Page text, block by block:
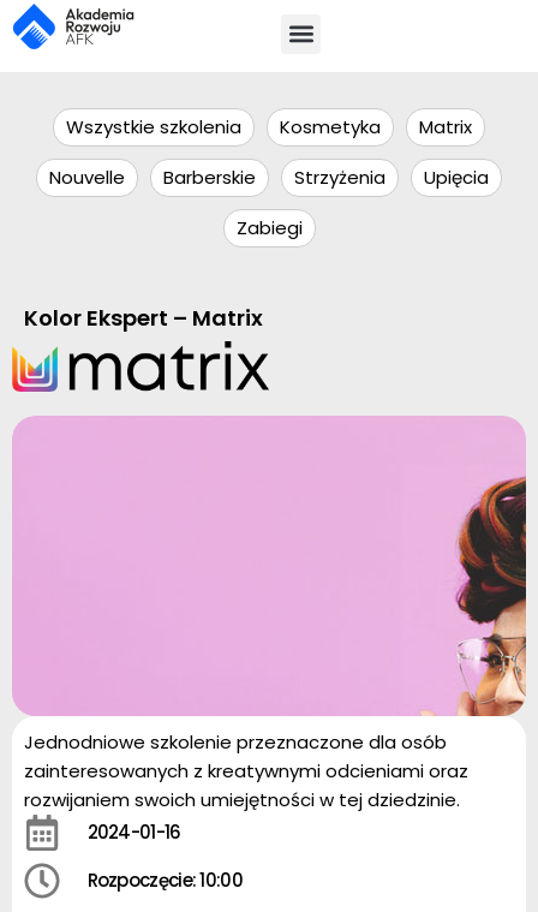
Wszystkie szkolenia Kosmetyka
Matrix
Nouvelle
Barberskie Strzyżenia
Upięcia
Zabiegi
Kolor Ekspert – Matrix
Jednodniowe szkolenie przeznaczone dla osób
zainteresowanych z kreatywnymi odcieniami oraz
rozwijaniem swoich umiejętności w tej dziedzinie.
2024-01-16
Rozpoczęcie: 10:00